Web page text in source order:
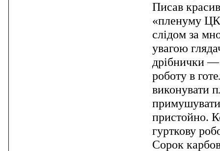
Писав
«пленуму
слідом за
увагою
дрібнички —
роботу в
виконувати
пристойно.
гурткову
Сорок